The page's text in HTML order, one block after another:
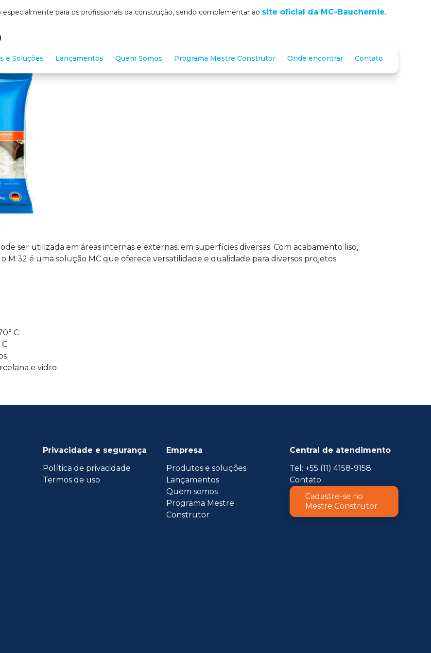
para os profissionais da construção, sendo complementar ao site oficial da MC-Bauchemie.
e Soluções Lançamentos Quem Somos Programa Mestre Construtor Onde encontrar Contato
ser utilizada em áreas internas e externas, em superfícies diversas. Com acabamento liso,
M 32 é uma solução MC que oferece versatilidade e qualidade para diversos projetos.
C
e vidro
Privacidade e segurança
Política de privacidade
Termos de uso
Empresa
Produtos e soluções
Lançamentos
Quem somos
Programa Mestre
Construtor
Central de atendimento
Tel: +55 (11) 4158-9158
Contato
Cadastre-se no
Mestre Construtor